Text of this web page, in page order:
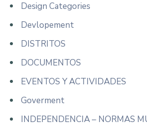
Design Categories
Devlopement
DISTRITOS
DOCUMENTOS
EVENTOS Y ACTIVIDADES
Goverment
INDEPENDENCIA – NORMAS